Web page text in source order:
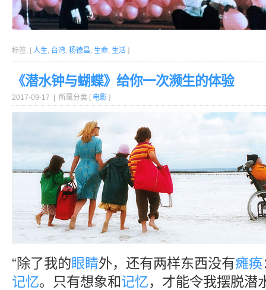
标签: [ 人生, 台湾, 杨德昌, 生命, 生活 ]
《潜水钟与蝴蝶》给你一次濒生的体验
2017-09-17 | 所属分类 [ 电影 ]
“除了我的眼睛外，还有两样东西没有瘫痪
记忆。只有想象和记忆，才能令我摆脱潜